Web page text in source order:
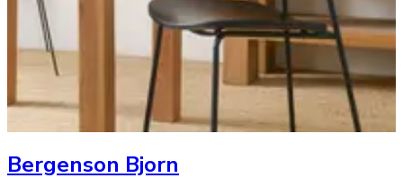
Bergenson Bjorn